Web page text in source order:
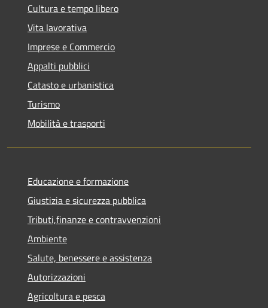
Cultura e tempo libero
Vita lavorativa
Imprese e Commercio
Appalti pubblici
Catasto e urbanistica
Turismo
Mobilità e trasporti
Educazione e formazione
Giustizia e sicurezza pubblica
Tributi,finanze e contravvenzioni
Ambiente
Salute, benessere e assistenza
Autorizzazioni
Agricoltura e pesca